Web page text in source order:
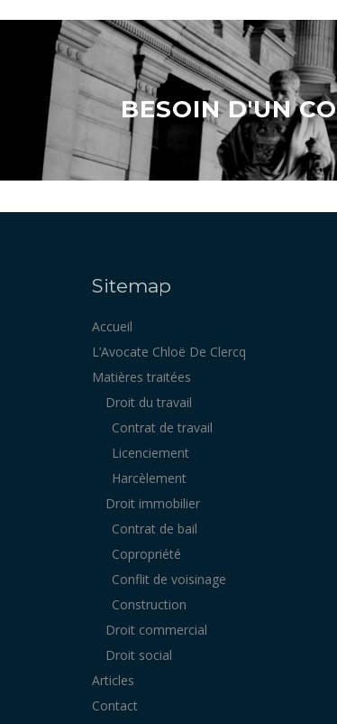
BESOIN D'UN
Sitemap
Accueil
L’Avocate Chloë De Clercq
Matières traitées
Droit du travail
Contrat de travail
Licenciement
Harcèlement
Droit immobilier
Contrat de bail
Copropriété
Conflit de voisinage
Construction
Droit commercial
Droit social
Articles
Contact